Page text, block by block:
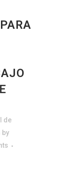
de
by